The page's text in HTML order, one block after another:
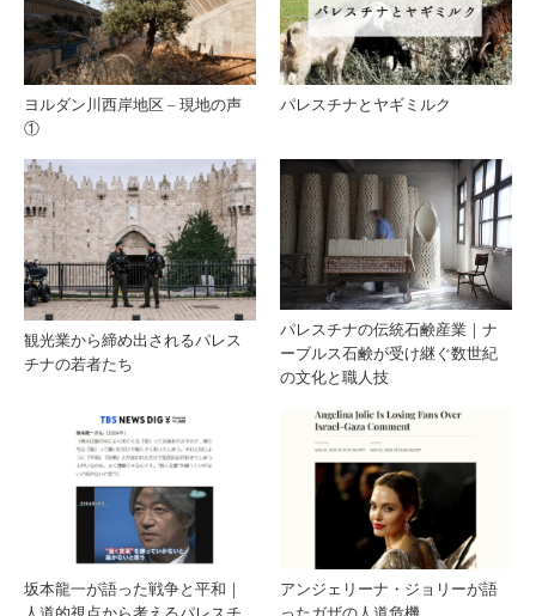
リー
が語
ガザ
の人
道危
が効
果
ヨルダン川西岸地区 – 現地の声
①
パレスチナとヤギミルク
観光業から締め出されるパレス
チナの若者たち
パレスチナの伝統石鹸産業｜ナ
ーブルス石鹸が受け継ぐ数世紀
の文化と職人技
坂本龍一が語った戦争と平和｜
アンジェリーナ・ジョリーが語